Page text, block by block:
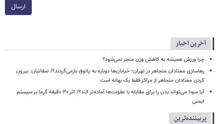
ارسال
آخرین اخبار
چرا ورزش همیشه به کاهش وزن منجر نمی‌شود؟
رهاسازی معتادان متجاهر در تهران؛ خیابان‌ها دوباره به پاتوق بازمی‌گردند؟/ صفاتیان: بیرون
کردن معتادان متجاهر از مراکز فقط یک بهانه است
آیا سونا می‌تواند بدن را برای مقابله با عفونت‌ها آماده‌تر کند؟/ اثر ۳۰ دقیقه گرما بر سیستم
ایمنی
پربیننده‌ترین